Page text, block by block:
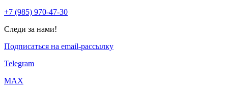
+7 (985) 970-47-30
Следи за нами!
Подписаться на email-рассылку
Telegram
МАХ